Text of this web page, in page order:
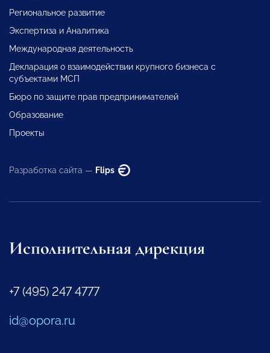
Региональное развитие
Экспертиза и Аналитика
Международная деятельность
Декларация о взаимодействии крупного бизнеса с
субъектами МСП
Бюро по защите прав предпринимателей
Образование
Проекты
Разработка сайта — Flips
Исполнительная дирекция
+7 (495) 247 4777
id@opora.ru